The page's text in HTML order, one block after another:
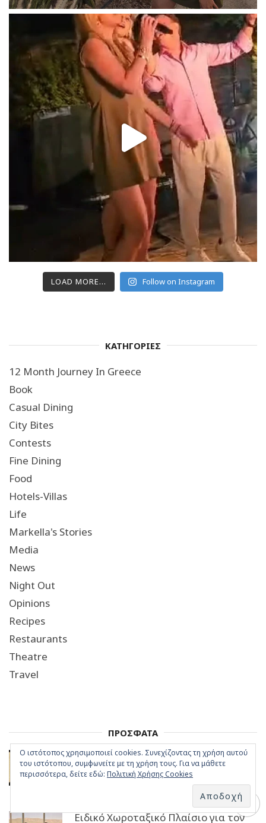
LOAD MORE... Follow on Instagram
ΚΑΤΗΓΟΡΙΕΣ
12 Month Journey In Greece
Book
Casual Dining
City Bites
Contests
Fine Dining
Food
Hotels-Villas
Life
Markella's Stories
Media
News
Night Out
Opinions
Recipes
Restaurants
Theatre
Travel
ΠΡΟΣΦΑΤΑ
Οι 2 νέες “καυτές” θερινές προβολές
στην ταράτσα του ΕΜΣΤ
Ειδικό Χωροταξικό Πλαίσιο για τον
Ο ιστότοπος χρησιμοποιεί cookies. Συνεχίζοντας τη χρήση αυτού
του ιστότοπου, συμφωνείτε με τη χρήση τους. Για να μάθετε
περισσότερα, δείτε εδώ: Πολιτική Χρήσης Cookies